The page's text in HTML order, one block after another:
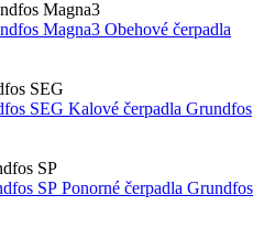
Obehové čerpadla
Kalové čerpadla Grundfos
Ponorné čerpadla Grundfos